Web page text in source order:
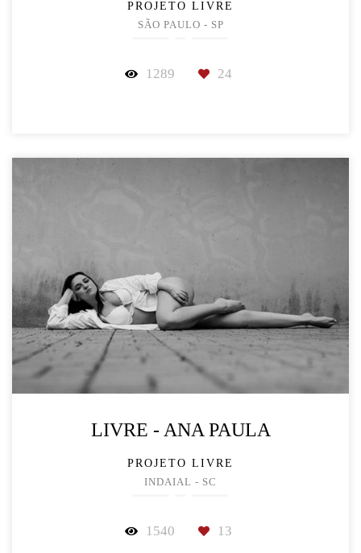
PROJETO LIVRE
SÃO PAULO - SP
1289 24
LIVRE - ANA PAULA
PROJETO LIVRE
INDAIAL - SC
1540 13